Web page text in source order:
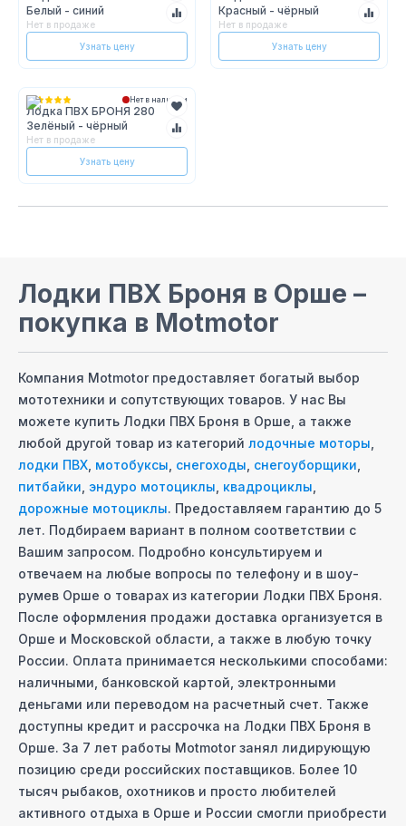
Белый - синий
Нет в продаже
Узнать цену
Красный - чёрный
Нет в продаже
Узнать цену
Нет в наличии
Лодка ПВХ БРОНЯ 280
Зелёный - чёрный
Нет в продаже
Узнать цену
Лодки ПВХ Броня в Орше –
покупка в Motmotor
Компания Motmotor предоставляет богатый выбор
мототехники и сопутствующих товаров. У нас Вы
можете купить Лодки ПВХ Броня в Орше , а также
любой другой товар из категорий лодочные моторы
лодки ПВХ мотобуксы снегоходы снегоуборщики
питбайки эндуро мотоциклы квадроциклы
дорожные мотоциклы. Предоставляем гарантию до 5
лет. Подбираем вариант в полном соответствии с
Вашим запросом. Подробно консультируем и
отвечаем на любые вопросы по телефону и в шоу-
румев Орше о товарах из категории Лодки ПВХ Броня.
После оформления продажи доставка организуется в
Орше и Московcкой области, а также в любую точку
России. Оплата принимается несколькими способами:
наличными, банковской картой, электронными
деньгами или переводом на расчетный счет. Также
доступны кредит и рассрочка на Лодки ПВХ Броня в
Орше. За 7 лет работы Motmotor занял лидирующую
позицию среди российских поставщиков. Более 10
тысяч рыбаков, охотников и просто любителей
активного отдыха в Орше и России смогли приобрести